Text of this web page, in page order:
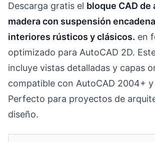
Descarga gratis el bloque CAD de
madera con suspensión
interiores rústicos y clásicos. en
optimizado para AutoCAD 2D.
incluye vistas detalladas y capas
compatible con AutoCAD 2004+ y
Perfecto para proyectos de
diseño.